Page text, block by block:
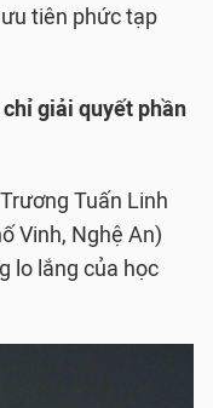
tiên phức tạp
giải quyết phần
Tuấn Linh
Vinh, Nghệ An)
lo lắng của học